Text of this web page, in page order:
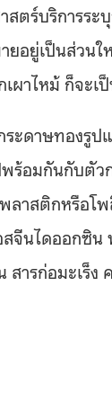
สตร์บริการร
ยอยู่เป็นส่ว
ผาไหม้ ก็จะ
ระดาษทองรู
ร้อมกันกับตัว
าสติกหรือโพ
จีนไดออกซิ
สารก่อมะเร็